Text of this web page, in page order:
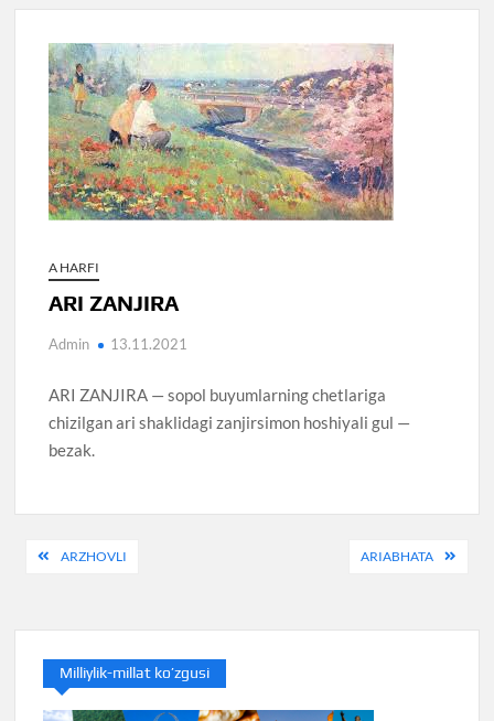
A HARFI
ARI ZANJIRA
Admin 13.11.2021
ARI ZANJIRA — sopol buyumlarning chetlariga
chizilgan ari shaklidagi zanjirsimon hoshiyali gul —
bezak.
PostARZHOVLI ARIABHATA
Milliylik-millat ko’zgusi